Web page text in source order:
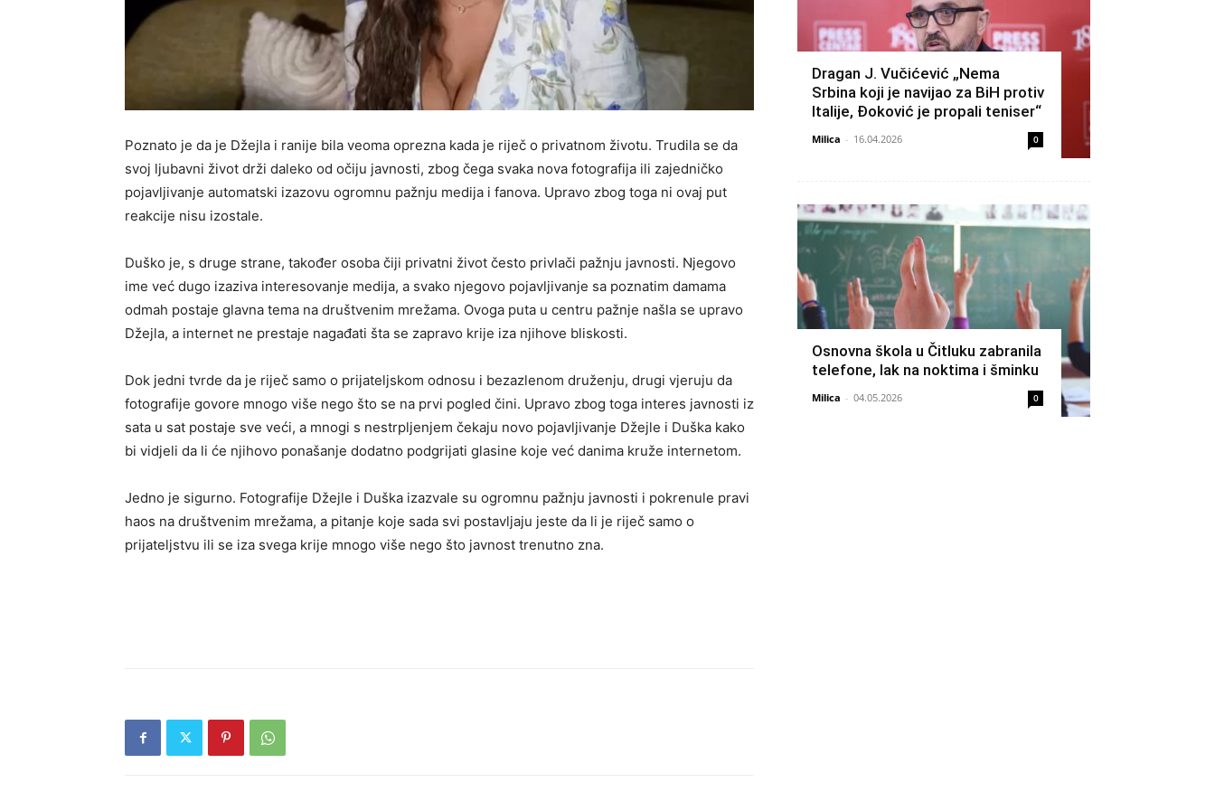
Poznato je da je Džejla i ranije bila veoma oprezna kada je riječ o privatnom životu. Trudila se da
svoj ljubavni život drži daleko od očiju javnosti, zbog čega svaka nova fotografija ili zajedničko
pojavljivanje automatski izazovu ogromnu pažnju medija i fanova. Upravo zbog toga ni ovaj put
reakcije nisu izostale.
Duško je, s druge strane, također osoba čiji privatni život često privlači pažnju javnosti. Njegovo
ime već dugo izaziva interesovanje medija, a svako njegovo pojavljivanje sa poznatim damama
odmah postaje glavna tema na društvenim mrežama. Ovoga puta u centru pažnje našla se upravo
Džejla, a internet ne prestaje nagađati šta se zapravo krije iza njihove bliskosti.
Dok jedni tvrde da je riječ samo o prijateljskom odnosu i bezazlenom druženju, drugi vjeruju da
fotografije govore mnogo više nego što se na prvi pogled čini. Upravo zbog toga interes javnosti iz
sata u sat postaje sve veći, a mnogi s nestrpljenjem čekaju novo pojavljivanje Džejle i Duška kako
bi vidjeli da li će njihovo ponašanje dodatno podgrijati glasine koje već danima kruže internetom.
Jedno je sigurno. Fotografije Džejle i Duška izazvale su ogromnu pažnju javnosti i pokrenule pravi
haos na društvenim mrežama, a pitanje koje sada svi postavljaju jeste da li je riječ samo o
prijateljstvu ili se iza svega krije mnogo više nego što javnost trenutno zna.
Dragan J. Vučićević „Nema
Srbina koji je navijao za BiH protiv
Italije, Đoković je propali teniser“
Milica - 16.04.2026 0
Osnovna škola u Čitluku zabranila
telefone, lak na noktima i šminku
Milica - 04.05.2026 0